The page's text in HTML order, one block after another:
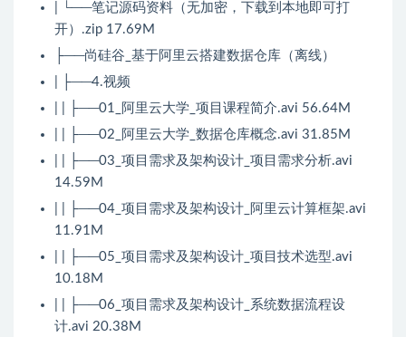
| └──笔记源码资料（无加密，下载到本地即可打
开）.zip 17.69M
├──尚硅谷_基于阿里云搭建数据仓库（离线）
| ├──4.视频
| | ├──01_阿里云大学_项目课程简介.avi 56.64M
| | ├──02_阿里云大学_数据仓库概念.avi 31.85M
| | ├──03_项目需求及架构设计_项目需求分析.avi
14.59M
| | ├──04_项目需求及架构设计_阿里云计算框架.avi
11.91M
| | ├──05_项目需求及架构设计_项目技术选型.avi
10.18M
| | ├──06_项目需求及架构设计_系统数据流程设
计.avi 20.38M